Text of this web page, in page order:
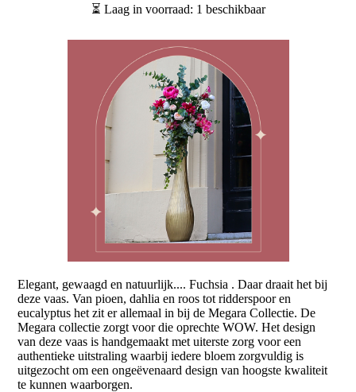
⏳ Laag in voorraad: 1 beschikbaar
Elegant, gewaagd en natuurlijk.... Fuchsia . Daar draait het bij
deze vaas. Van pioen, dahlia en roos tot ridderspoor en
eucalyptus het zit er allemaal in bij de Megara Collectie. De
Megara collectie zorgt voor die oprechte WOW. Het design
van deze vaas is handgemaakt met uiterste zorg voor een
authentieke uitstraling waarbij iedere bloem zorgvuldig is
uitgezocht om een ongeëvenaard design van hoogste kwaliteit
te kunnen waarborgen.